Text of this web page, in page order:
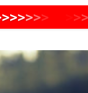
>>>>>> >>